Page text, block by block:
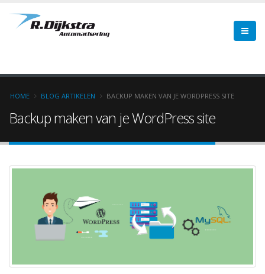
gaan
Kruimelpad
HOME BLOG ARTIKELEN BACKUP MAKEN VAN JE WORDPRESS SITE
Backup maken van je WordPress site